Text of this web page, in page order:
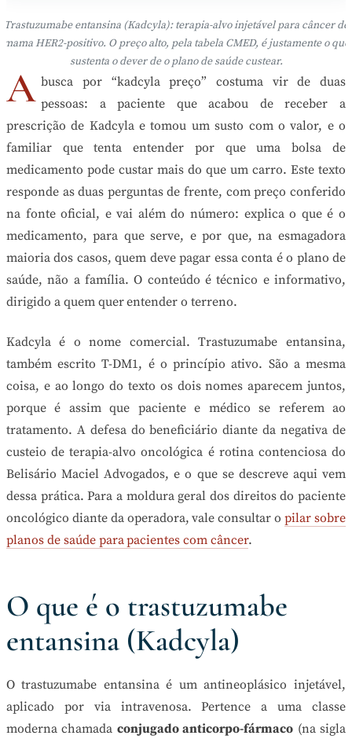
Trastuzumabe entansina (Kadcyla): terapia-alvo injetável para câncer de
mama HER2-positivo. O preço alto, pela tabela CMED, é justamente o que
sustenta o dever de o plano de saúde custear.
A busca por “kadcyla preço” costuma vir de duas
pessoas: a paciente que acabou de receber a
prescrição de Kadcyla e tomou um susto com o valor, e o
familiar que tenta entender por que uma bolsa de
medicamento pode custar mais do que um carro. Este texto
responde as duas perguntas de frente, com preço conferido
na fonte oficial, e vai além do número: explica o que é o
medicamento, para que serve, e por que, na esmagadora
maioria dos casos, quem deve pagar essa conta é o plano de
saúde, não a família. O conteúdo é técnico e informativo,
dirigido a quem quer entender o terreno.
Kadcyla é o nome comercial. Trastuzumabe entansina,
também escrito T-DM1, é o princípio ativo. São a mesma
coisa, e ao longo do texto os dois nomes aparecem juntos,
porque é assim que paciente e médico se referem ao
tratamento. A defesa do beneficiário diante da negativa de
custeio de terapia-alvo oncológica é rotina contenciosa do
Belisário Maciel Advogados, e o que se descreve aqui vem
dessa prática. Para a moldura geral dos direitos do paciente
oncológico diante da operadora, vale consultar opilar sobre
planos de saúde para pacientes com câncer.
O que é o trastuzumabe
entansina (Kadcyla)
O trastuzumabe entansina é um antineoplásico injetável,
aplicado por via intravenosa. Pertence a uma classe
moderna chamada conjugado anticorpo-fármaco (na sigla